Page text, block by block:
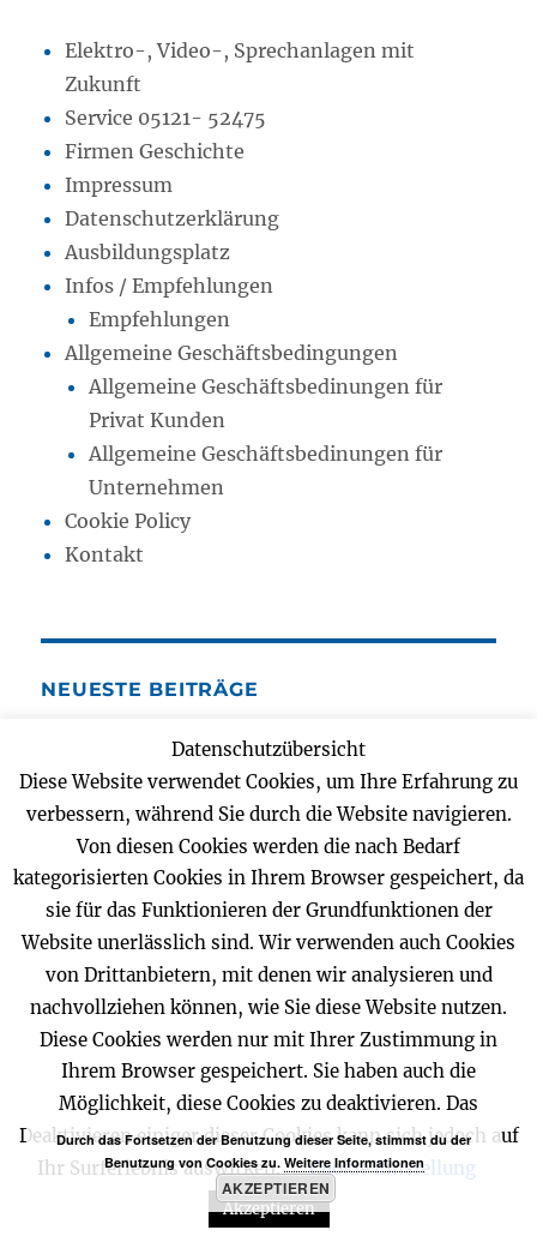
Elektro-, Video-, Sprechanlagen mit
Zukunft
Service 05121- 52475
Firmen Geschichte
Impressum
Datenschutzerklärung
Ausbildungsplatz
Infos / Empfehlungen
Empfehlungen
Allgemeine Geschäftsbedingungen
Allgemeine Geschäftsbedinungen für
Privat Kunden
Allgemeine Geschäftsbedinungen für
Unternehmen
Cookie Policy
Kontakt
NEUESTE BEITRÄGE
E-Mobilität
17. September 2025
Wir suchen Elektrotechniker oder
Elekroinstallateur M / W / D
29. Mai 2022
Gartenteich Beleuchtung
20. Juni 2021
LED Beleuchtung
31. Oktober 2020
Drei Generationen in einem Betrieb
26. Juni 2020
Schlüter-Elektrotechnik GmbH
Stolz präsentiert von
Datenschutzübersicht
Diese Website verwendet Cookies, um Ihre Erfahrung zu
verbessern, während Sie durch die Website navigieren.
Von diesen Cookies werden die nach Bedarf
kategorisierten Cookies in Ihrem Browser gespeichert, da
sie für das Funktionieren der Grundfunktionen der
Website unerlässlich sind. Wir verwenden auch Cookies
von Drittanbietern, mit denen wir analysieren und
nachvollziehen können, wie Sie diese Website nutzen.
Diese Cookies werden nur mit Ihrer Zustimmung in
Ihrem Browser gespeichert. Sie haben auch die
Möglichkeit, diese Cookies zu deaktivieren. Das
Deaktivieren einiger dieser Cookies kann sich jedoch auf
Ihr Surferlebnis auswirken.
Cookie Einstellung
Akzeptieren
Durch das Fortsetzen der Benutzung dieser Seite, stimmst du der
Benutzung von Cookies zu. Weitere Informationen
AKZEPTIEREN